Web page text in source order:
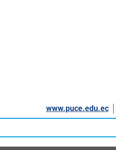
www.puce.edu.ec│